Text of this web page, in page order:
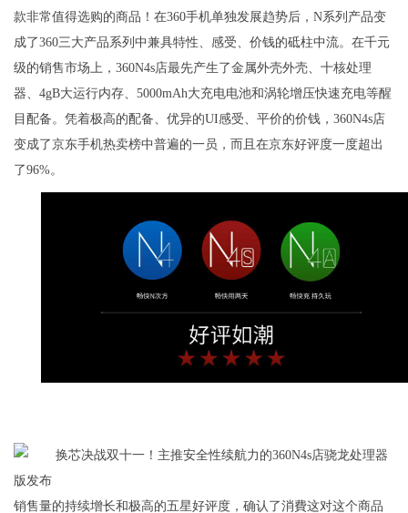
款非常值得选购的商品！在360手机单独发展趋势后，N系列产品变
成了360三大产品系列中兼具特性、感受、价钱的砥柱中流。在千元
级的销售市场上，360N4s店最先产生了金属外壳外壳、十核处理
器、4gB大运行内存、5000mAh大充电电池和涡轮增压快速充电等醒
目配备。凭着极高的配备、优异的UI感受、平价的价钱，360N4s店
变成了京东手机热卖榜中普遍的一员，而且在京东好评度一度超出
了96%。
销售量的持续增长和极高的五星好评度，确认了消費这对这个商品